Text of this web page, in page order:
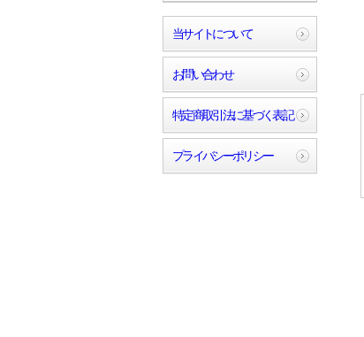
当サイトについて
お問い合わせ
特定商取引法に基づく表記
プライバシーポリシー